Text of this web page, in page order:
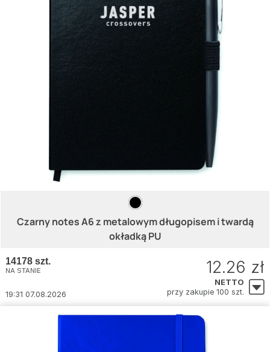
Czarny notes A6 z metalowym długopisem i twardą
okładką PU
14178 szt.
NA STANIE
19:31 07.08.2026
12.26 zł
NETTO
przy zakupie 100 szt.